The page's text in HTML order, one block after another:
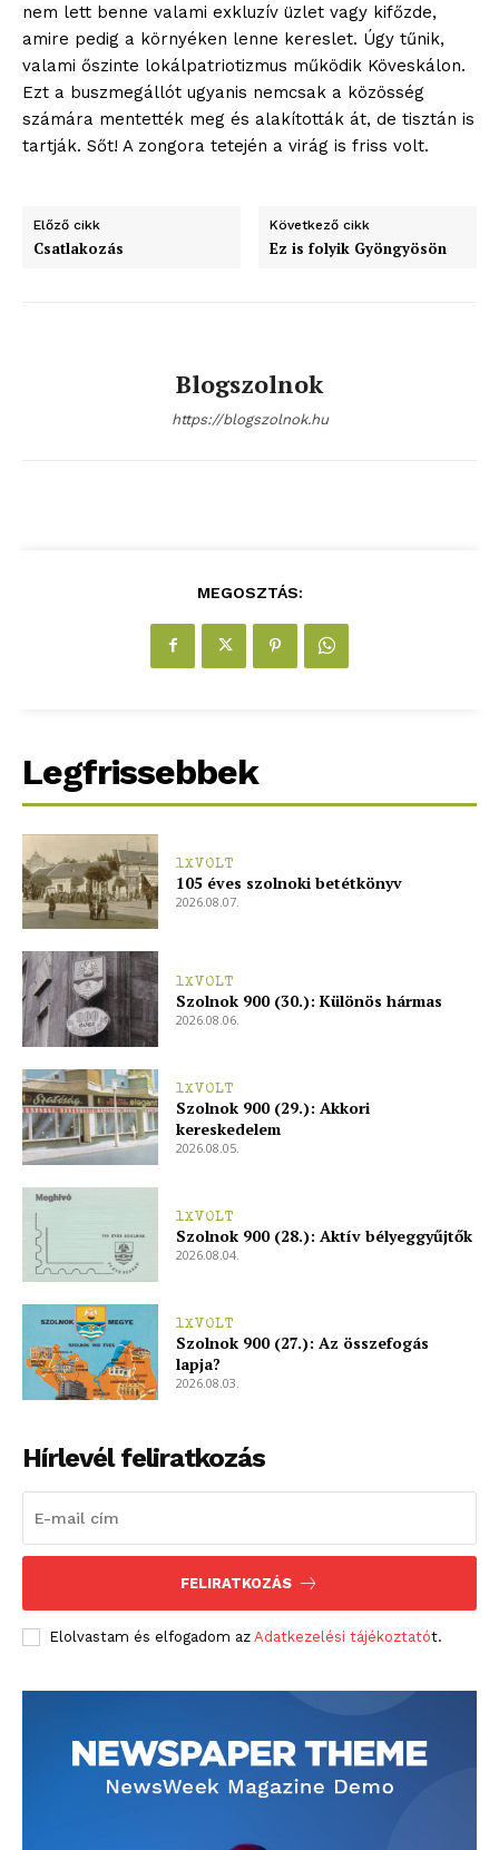
bSZ fiók
Kapcsolat
Adatkezelési tájékoztató
Hirdetés
nem lett benne valami exkluzív üzlet vagy kifőzde,
amire pedig a környéken lenne kereslet. Úgy tűnik,
valami őszinte lokálpatriotizmus működik Köveskálon.
Ezt a buszmegállót ugyanis nemcsak a közösség
számára mentették meg és alakították át, de tisztán is
tartják. Sőt! A zongora tetején a virág is friss volt.
Előző cikk
Csatlakozás
Következő cikk
Ez is folyik Gyöngyösön
Blogszolnok
https://blogszolnok.hu
MEGOSZTÁS:
Legfrissebbek
1XVOLT
105 éves szolnoki betétkönyv
2026.08.07.
1XVOLT
Szolnok 900 (30.): Különös hármas
2026.08.06.
1XVOLT
Szolnok 900 (29.): Akkori
kereskedelem
2026.08.05.
1XVOLT
Szolnok 900 (28.): Aktív bélyeggyűjtők
2026.08.04.
1XVOLT
Szolnok 900 (27.): Az összefogás
lapja?
2026.08.03.
Hírlevél feliratkozás
FELIRATKOZÁS
Elolvastam és elfogadom az Adatkezelési tájékoztatót.